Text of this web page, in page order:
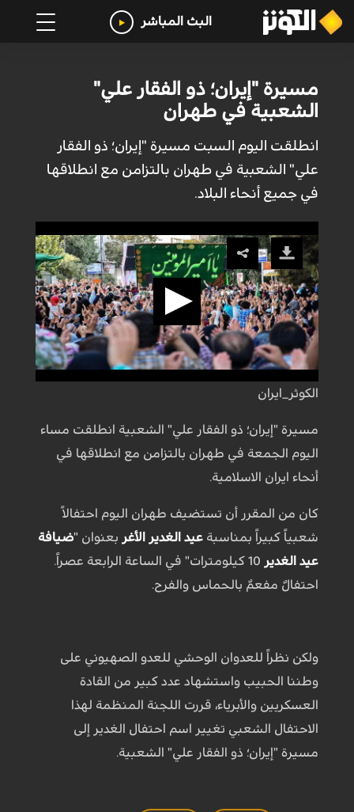
البث المباشر
مسيرة "إيران؛ ذو الفقار علي"
الشعبية في طهران
انطلقت اليوم السبت مسيرة "إيران؛ ذو الفقار
علي" الشعبية في طهران بالتزامن مع انطلاقها
في جميع أنحاء البلاد.
الكوثر_ايران
مسيرة "إيران؛ ذو الفقار علي" الشعبية انطلقت مساء
اليوم الجمعة في طهران بالتزامن مع انطلاقها في
أنحاء ايران الاسلامية.
كان من المقرر أن تستضيف طهران اليوم احتفالاً
شعبياً كبيراً بمناسبة عيد الغدير الأغر بعنوان "ضيافة
عيد الغدير
10 كيلومترات" في الساعة الرابعة عصراً.
احتفالٌ مفعمٌ بالحماس والفرح.
ولكن نظراً للعدوان الوحشي للعدو الصهيوني على
وطننا الحبيب واستشهاد عدد كبير من القادة
العسكريين والأبرياء، قررت اللجنة المنظمة لهذا
الاحتفال الشعبي تغيير اسم احتفال الغدير إلى
مسيرة "إيران؛ ذو الفقار علي" الشعبية.